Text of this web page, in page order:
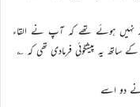
نہیں ہوئے تھے کہ آپ نے القاء
دو اسے